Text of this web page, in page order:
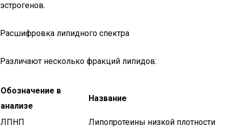
эстрогенов.
Расшифровка липидного спектра
Различают несколько фракций липидов:
Обозначение в
анализе
Название
ЛПНП Липопротеины низкой плотности